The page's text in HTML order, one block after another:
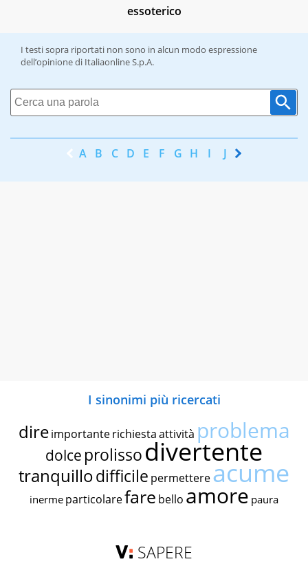
essoterico
I testi sopra riportati non sono in alcun modo espressione
dell’opinione di Italiaonline S.p.A.
A B C D E F G H I J K
I sinonimi più ricercati
dire importante richiestaattività problema
dolce prolissodivertente
tranquillodifficile permettereacume
inerme particolarefare bello amore paura
SAPERE